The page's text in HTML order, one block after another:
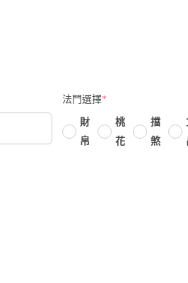
法門選擇*
財
帛
桃
花
擋
煞